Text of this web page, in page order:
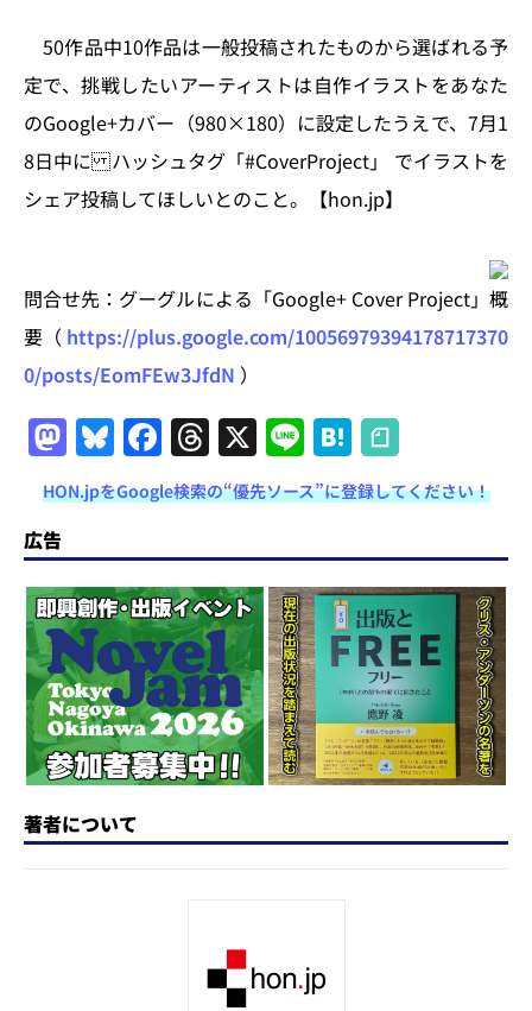
50作品中10作品は一般投稿されたものから選ばれる予
定で、挑戦したいアーティストは自作イラストをあなた
のGoogle+カバー（980×180）に設定したうえで、7月1
8日中に ハッシュタグ「#CoverProject」 でイラストを
シェア投稿してほしいとのこと。【hon.jp】
問合せ先：グーグルによる「Google+ Cover Project」概
要（ https://plus.google.com/10056979394178717370
0/posts/EomFEw3JfdN ）
M
a
st
o
d
o
n
Bl
u
e
s
k
y
F
a
c
e
b
o
o
k
T
h
re
a
d
s
X Li
n
e
H
at
e
n
a
HON.jpをGoogle検索の“優先ソース”に登録してください！
広告
著者について